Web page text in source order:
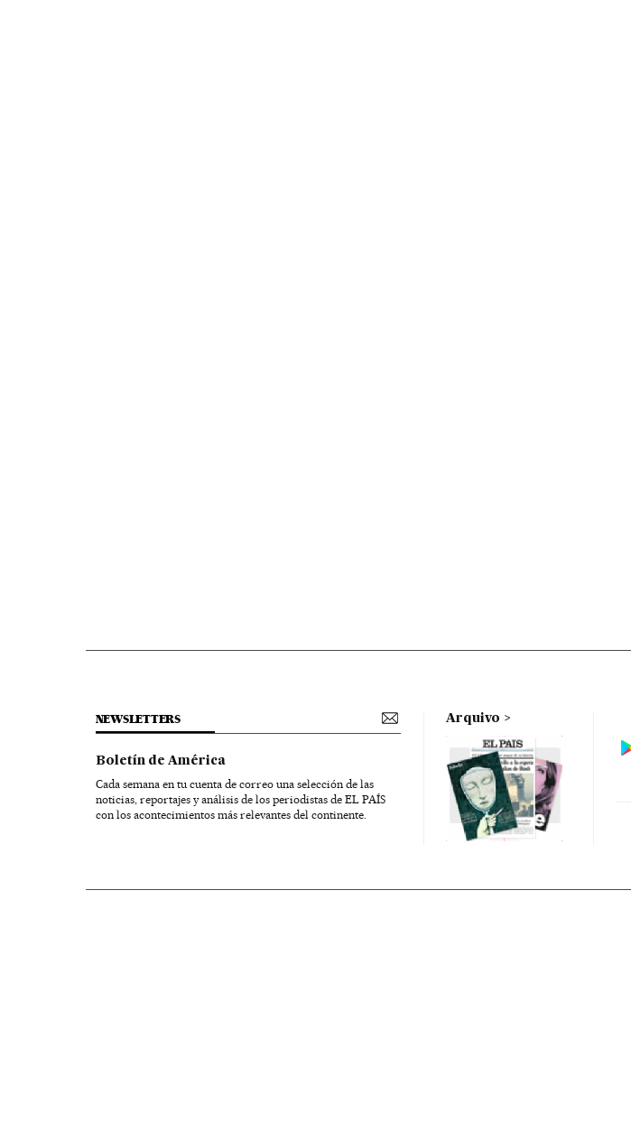
NEWSLETTERS
Boletín de América
Cada semana en tu cuenta de correo una selección de las
noticias, reportajes y análisis de los periodistas de EL PAÍS
con los acontecimientos más relevantes del continente.
Arquivo